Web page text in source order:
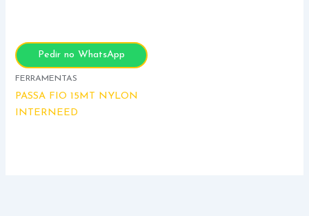
Pedir no WhatsApp
FERRAMENTAS
PASSA FIO 15MT NYLON
INTERNEED